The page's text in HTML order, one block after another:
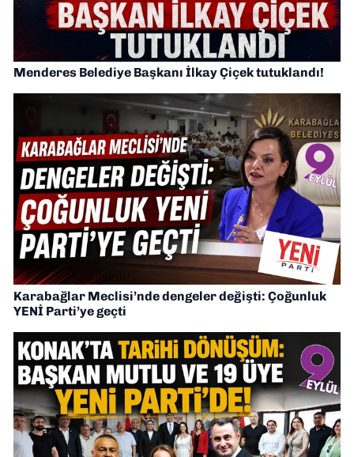
Menderes Belediye Başkanı İlkay Çiçek tutuklandı!
Karabağlar Meclisi’nde dengeler değişti: Çoğunluk
YENİ Parti’ye geçti